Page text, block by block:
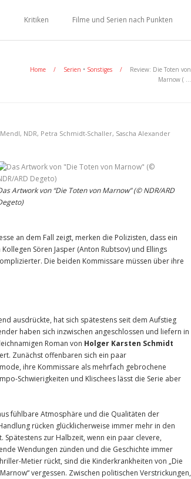
Kritiken Filme und Serien nach Punkten
Home / Serien • Sonstiges /
Review: Die Toten von
Marnow ( …
, NDR, Petra Schmidt-Schaller, Sascha Alexander
Artwork von “Die Toten von Marnow” (© NDR/ARD
an dem Fall zeigt, merken die Polizisten, dass ein
Sören Jasper (Anton Rubtsov) und Ellings
Die beiden Kommissare müssen über ihre
ausdrückte, hat sich spätestens seit dem Aufstieg
haben sich inzwischen angeschlossen und liefern in
Roman von Holger Karsten Schmidt
Zunächst offenbaren sich ein paar
ihre Kommissare als mehrfach gebrochene
Schwierigkeiten und Klischees lässt die Serie aber
fühlbare Atmosphäre und die Qualitäten der
rücken glücklicherweise immer mehr in den
Spätestens zur Halbzeit, wenn ein paar clevere,
Wendungen zünden und die Geschichte immer
Metier rückt, sind die Kinderkrankheiten von „Die
vergessen. Zwischen politischen Verstrickungen,